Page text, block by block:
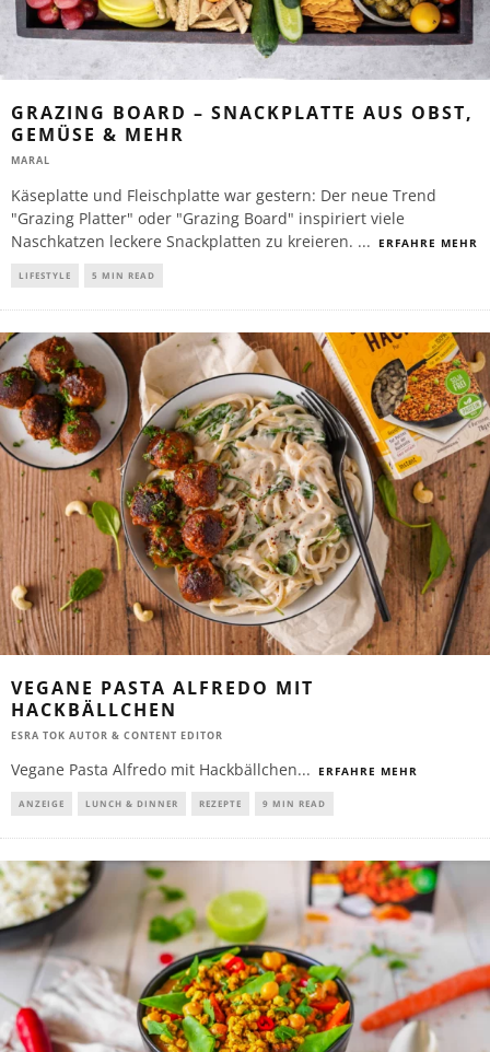
GRAZING BOARD – SNACKPLATTE AUS OBST,
GEMÜSE & MEHR
MARAL
Käseplatte und Fleischplatte war gestern: Der neue Trend
"Grazing Platter" oder "Grazing Board" inspiriert viele
Naschkatzen leckere Snackplatten zu kreieren. ... ERFAHRE MEHR
LIFESTYLE 5 MIN READ
VEGANE PASTA ALFREDO MIT
HACKBÄLLCHEN
ESRA TOK AUTOR & CONTENT EDITOR
Vegane Pasta Alfredo mit Hackbällchen... ERFAHRE MEHR
ANZEIGE LUNCH & DINNER REZEPTE 9 MIN READ